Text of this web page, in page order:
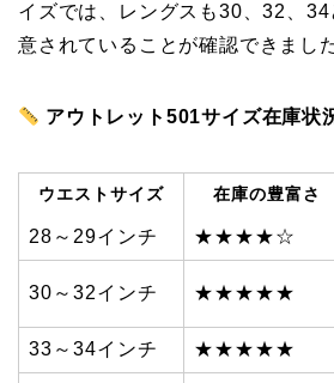
イズでは、レングスも30、32、34
意されていることが確認できました
アウトレット501サイズ在庫状
ウエストサイズ 在庫の豊富さ
28～29インチ ★★★★☆
30～32インチ ★★★★★
33～34インチ ★★★★★